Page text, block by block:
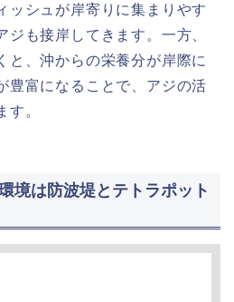
ッシュが岸寄りに集まりやす
ジも接岸してきます。一方、
と、沖からの栄養分が岸際に
豊富になることで、アジの活
す。
境は防波堤とテトラポット